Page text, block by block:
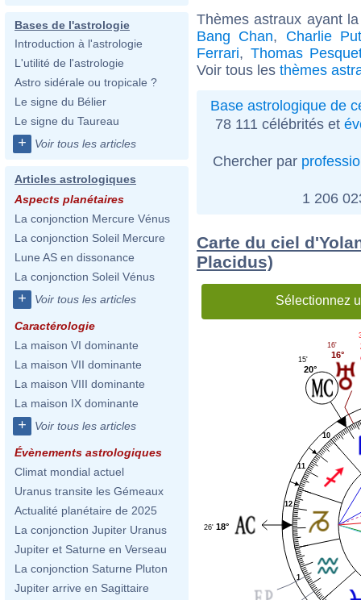
Bases de l'astrologie
Introduction à l'astrologie
L'utilité de l'astrologie
Astro sidérale ou tropicale ?
Le signe du Bélier
Le signe du Taureau
+ Voir tous les articles
Articles astrologiques
Aspects planétaires
La conjonction Mercure Vénus
La conjonction Soleil Mercure
Lune AS en dissonance
La conjonction Soleil Vénus
+ Voir tous les articles
Caractérologie
La maison VI dominante
La maison VII dominante
La maison VIII dominante
La maison IX dominante
+ Voir tous les articles
Évènements astrologiques
Climat mondial actuel
Uranus transite les Gémeaux
Actualité planétaire de 2025
La conjonction Jupiter Uranus
Jupiter et Saturne en Verseau
La conjonction Saturne Pluton
Jupiter arrive en Sagittaire
Thèmes astraux ayant
Bang Chan, Charlie
Ferrari, Thomas
Voir tous les thèmes
Base astrologique de
78 111 célébrités et
Chercher par
1 206
Carte du ciel
Placidus)
Sélectionnez
1
10
11
12
16°
16'
20°
15'
18°
26'